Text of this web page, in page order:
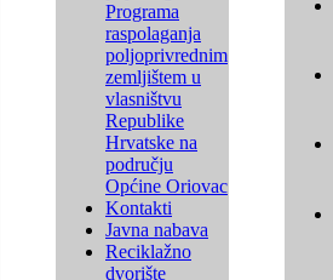
Programa
raspolaganja
poljoprivrednim
zemljištem u
vlasništvu
Republike
Hrvatske na
području
Općine Oriovac
Kontakti
Javna nabava
Reciklažno
dvorište